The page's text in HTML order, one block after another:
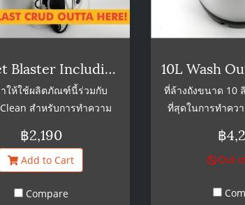
Bucket Blaster Including Ball Lock Disconnects and Tube
ให้ใช้ผลิตภัณฑ์นี้ร่วมกับ
สำหรับการทำความ
ฆ่าเชื้อ
฿2,190
Add to Cart
Compare
ที่ล้างถังขนาด 10
ที่สุดในการทำคว
การล้าง
สวมข้อต่อตามปกติ
เวลาอย่างน้อย 5
฿
Out